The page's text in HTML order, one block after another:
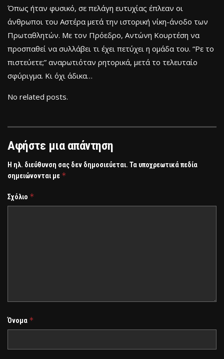
Όπως ήταν φυσικό, σε πελάγη ευτυχίας έπλεαν οι
άνθρωποι του Αστέρα μετά την ιστορική νίκη-άνοδο των
Πρωταθλητών. Με τον Πρόεδρο, Αντώνη Κουρτέση να
προσπαθεί να συλλάβει τι έχει πετύχει η ομάδα του. “Ρε το
πιστεύετε;” αναρωτιόταν ρητορικά, μετά το τελευταίο
σφύριγμα. Κι όχι άδικα…
No related posts.
Αφήστε μια απάντηση
Η ηλ. διεύθυνση σας δεν δημοσιεύεται. Τα υποχρεωτικά πεδία
σημειώνονται με *
Σχόλιο *
Όνομα *